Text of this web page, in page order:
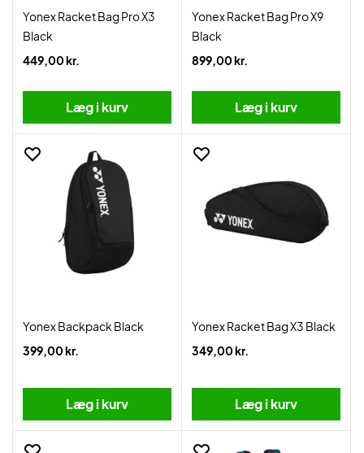
Yonex Racket Bag Pro X3
Black
449,00 kr.
Læg i kurv
Yonex Racket Bag Pro X9
Black
899,00 kr.
Læg i kurv
Yonex Backpack Black
399,00 kr.
Læg i kurv
Yonex Racket Bag X3 Black
349,00 kr.
Læg i kurv